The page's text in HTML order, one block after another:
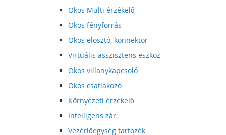
Okos Multi érzékelő
Okos fényforrás
Okos elosztó, konnektor
Virtuális asszisztens eszköz
Okos villanykapcsoló
Okos csatlakozó
Környezeti érzékelő
Intelligens zár
Vezérlőegység tartozék